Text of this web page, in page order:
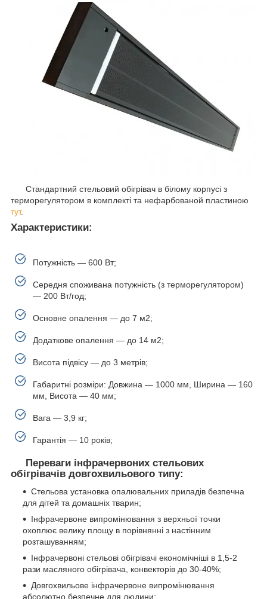
Стандартний стельовий обігрівач в білому корпусі з
терморегулятором в комплекті та нефарбованой пластиною
тут.
Характеристики:
Потужність — 600 Вт;
Середня споживана потужність (з терморегулятором)
— 200 Вт/год;
Основне опалення — до 7 м2;
Додаткове опалення — до 14 м2;
Висота підвісу — до 3 метрів;
Габаритні розміри: Довжина — 1000 мм, Ширина — 160
мм, Висота — 40 мм;
Вага — 3,9 кг;
Гарантія — 10 років;
Переваги інфрачервоних стельових
обігрівачів довгохвильового типу:
Стельова установка опалювальних приладів безпечна
для дітей та домашніх тварин;
Інфрачервоне випромінювання з верхньої точки
охоплює велику площу в порівнянні з настінним
розташуванням;
Інфрачервоні стельові обігрівачі економічніші в 1,5-2
рази масляного обігрівача, конвекторів до 30-40%;
Довгохвильове інфрачервоне випромінювання
абсолютно безпечне для людини;